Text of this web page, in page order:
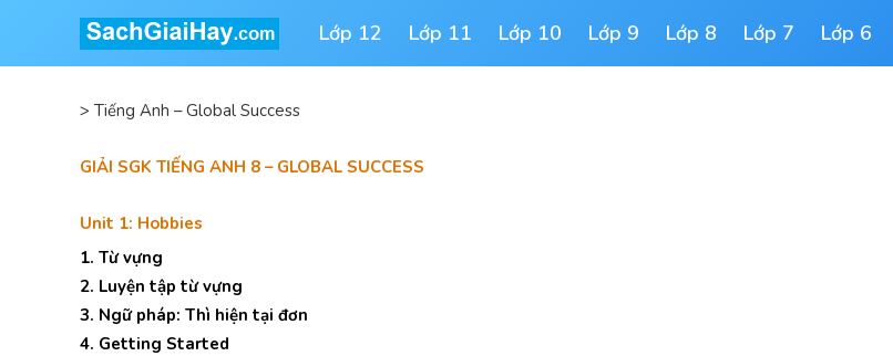
Lớp 12 Lớp 11 Lớp 10 Lớp 9 Lớp 8 Lớp 7 Lớp 6
> Tiếng Anh – Global Success
GIẢI SGK TIẾNG ANH 8 – GLOBAL SUCCESS
Unit 1: Hobbies
1. Từ vựng
2. Luyện tập từ vựng
3. Ngữ pháp: Thì hiện tại đơn
4. Getting Started